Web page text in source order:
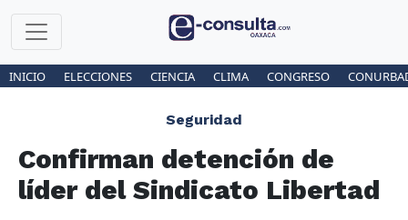
INICIO ELECCIONES CIENCIA CLIMA CONGRESO
Seguridad
Confirman detención de
líder del Sindicato Libertad